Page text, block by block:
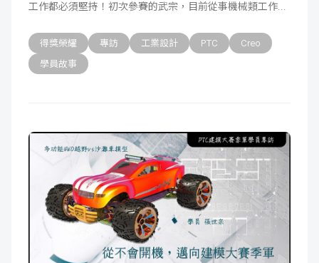
工作都必須堅持！初次參賽的武宗，目前從事機械類工作
得獎榮耀 專訪 工業設計 PTC
Creo
學員故事